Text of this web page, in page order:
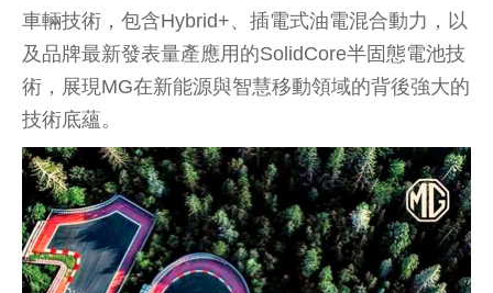
隨著歐洲市場需求持續擴大，MG宣布將於西班牙加
利西亞設立全新歐洲生產基地，投資金額約達2億歐
元，預計將於2028年正式投產，除了年產能最高可
達12萬輛，還創造超過2,000個就業機會，未來也將
整合車輛研發、先進製造、核心零組件供應與智慧
物流等功能，打造更完整的汽車產業生態系，成為
MG推動歐洲在地化生產與長期發展的重要據點。面
對全球汽車產業轉型與歐洲市場對環保碳排、智慧
移動需求的提升，MG持續投入多元動力科技與先進